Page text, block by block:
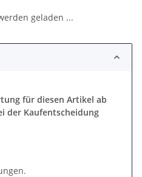
geladen ...
für diesen Artikel ab
der Kaufentscheidung